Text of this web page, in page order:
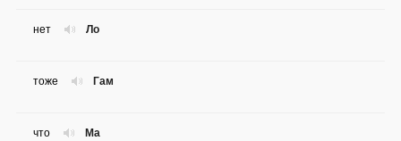
Ло
нет
Гам
тоже
Ма
что